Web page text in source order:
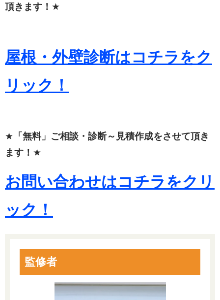
頂きます！ ★
屋根・外壁診断はコチラをク
リック！
★ 「無料」ご相談・診断～見積作成をさせて頂き
ます！ ★
お問い合わせはコチラをクリ
ック！
監修者